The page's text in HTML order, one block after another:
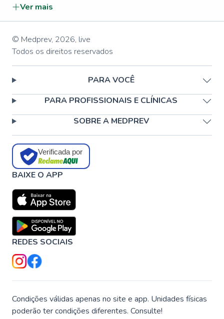
Ver mais
© Medprev, 2026, live
Todos os direitos reservados
PARA VOCÊ
PARA PROFISSIONAIS E CLÍNICAS
SOBRE A MEDPREV
Verificada por
BAIXE O APP
REDES SOCIAIS
Condições válidas apenas no site e app. Unidades físicas
poderão ter condições diferentes. Consulte!